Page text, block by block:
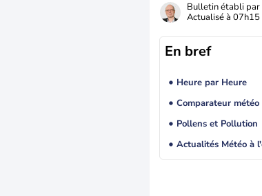
Bulletin établi par
Actualisé à 07h15
En bref
Heure par Heure
Comparateur météo
Pollens et Pollution